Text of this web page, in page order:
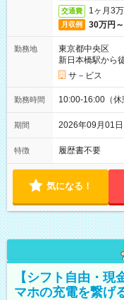
交通費 1ヶ月3
月収例 30万円～
勤務地
東京都中央区
新日本橋駅から
サ－ビス
勤務時間 10:00-16:00（休
期間 2026年09月01
特徴 履歴書不要
気になる！
【シフト自由・
マホの充電を繋げ